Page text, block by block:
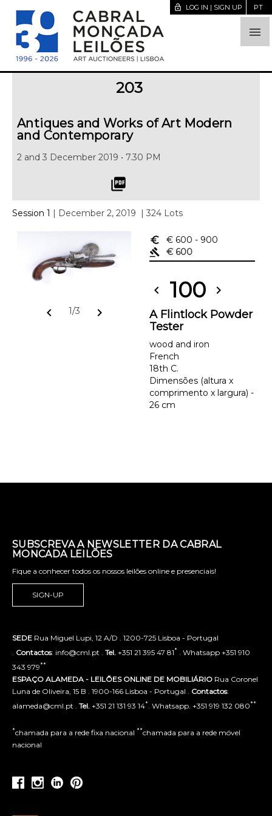

lock_open LOG IN | SIGN UP PT
203
Antiques and Works of Art Modern
and Contemporary
2 and 3 December 2019 • 7.30 PM
picture_as_pdf
Session 1 | December 2, 2019 | 324 Lots
chevron_left 1/3 chevron_right
euro_symbol € 600 - 900
gavel
€ 600
chevron_left 100 chevron_right
A Flintlock Powder
Tester
wood and iron
French
18th C.
Dimensões (altura x
comprimento x largura) -
26 cm
SUBSCREVA A NEWSLETTER DA CABRAL
MONCADA LEILÕES
Fique a conhecer todos os nossos leilões online e presenciais!
SIGN-UP
SEDE Rua Miguel Lupi, 12 A/D . 1200-725 Lisboa - Portugal
Contactos: info@cml.pt . Tel. +351 21 395 47 81* . Whatsapp +351 910
343 979**
ESPAÇO ALAMEDA - LEILÕES ONLINE DE MOBILIÁRIO Rua Coronel
Luna de Oliveira, 15 B . 1900-166 Lisboa - Portugal . Contactos:
alameda@cml.pt . Tel. +351 21 131 93 14* . Whatsapp. +351 919 132 080**
*chamada para a rede fixa nacional **chamada para a rede móvel
nacional